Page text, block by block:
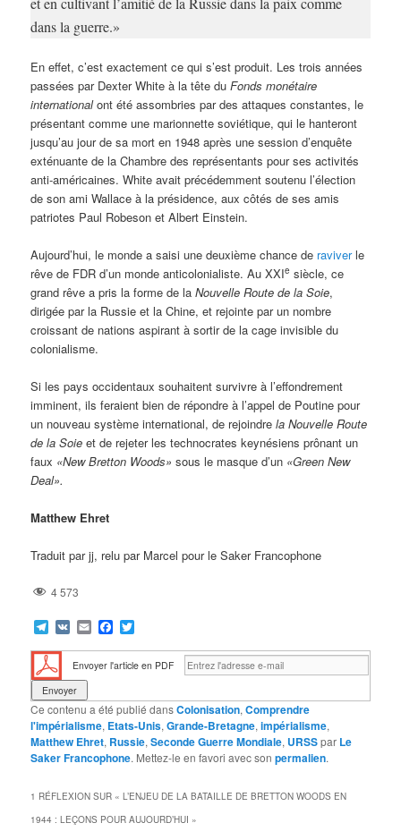
dans la guerre.»
En effet, c’est exactement ce qui s’est produit. Les trois années
passées par Dexter White à la tête duFonds monétaire
internationalont été assombries par des attaques constantes, le
présentant comme une marionnette soviétique, qui le hanteront
jusqu’au jour de sa mort en 1948 après une session d’enquête
exténuante de la Chambre des représentants pour ses activités
anti-américaines. White avait précédemment soutenu l’élection
de son ami Wallace à la présidence, aux côtés de ses amis
patriotes Paul Robeson et Albert Einstein.
Aujourd’hui, le monde a saisi une deuxième chance de raviverle
rêve de FDR d’un monde anticolonialiste. Au XXIe siècle, ce
grand rêve a pris la forme de laNouvelle Route de la Soie,
dirigée par la Russie et la Chine, et rejointe par un nombre
croissant de nations aspirant à sortir de la cage invisible du
colonialisme.
Si les pays occidentaux souhaitent survivre à l’effondrement
imminent, ils feraient bien de répondre à l’appel de Poutine pour
un nouveau système international, de rejoindrela Nouvelle Route
de la Soie et de rejeter les technocrates keynésiens prônant un
faux «New Bretton Woods» sous le masque d’un «Green New
Deal».
Matthew Ehret
Traduit par jj, relu par Marcel pour le Saker Francophone
4 573
Telegram
VK EmailFacebook
Envoyer l'article en PDF
Ce contenu a été publié dansColonisation,Comprendre
l'impérialisme, Etats-Unis,Grande-Bretagne,impérialisme,
Matthew Ehret, Russie,Seconde Guerre Mondiale, URSSpar Le
Saker Francophone. Mettez-le en favori avec sonpermalien.
1 RÉFLEXION SUR «L’ENJEU DE LA BATAILLE DE BRETTON WOODS EN
1944 : LEÇONS POUR AUJOURD’HUI »